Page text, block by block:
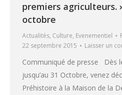
premiers agriculteurs.
octobre
Actualités, Culture, Evenementiel
22 septembre 2015
Laisser un
Communiqué de presse Dès
jusqu’au 31 Octobre, venez
Préhistoire à la Maison de la